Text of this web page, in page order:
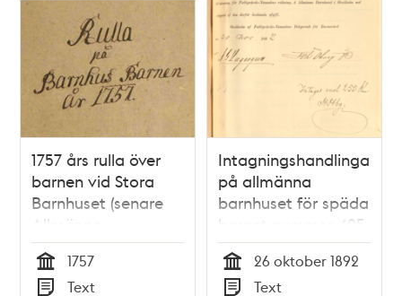
1757 års rulla över
barnen vid Stora
Barnhuset (senare
Allmänna
Barnhuset)
Tid
1757
Text
Intagningshandlingar
på allmänna
barnhuset för späda
barnet nummer 425
Elis August Flodin
Tid
26 oktober 1892
Text